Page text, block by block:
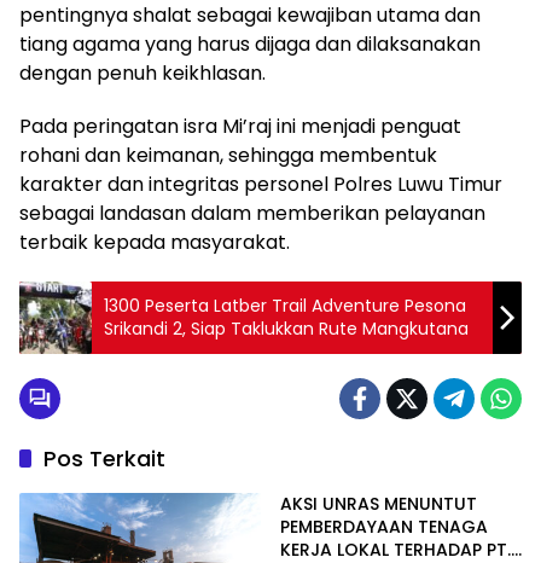
pentingnya shalat sebagai kewajiban utama dan
tiang agama yang harus dijaga dan dilaksanakan
dengan penuh keikhlasan.
Pada peringatan isra Mi’raj ini menjadi penguat
rohani dan keimanan, sehingga membentuk
karakter dan integritas personel Polres Luwu Timur
sebagai landasan dalam memberikan pelayanan
terbaik kepada masyarakat.
‎1300 Peserta Latber Trail Adventure Pesona
Srikandi 2, Siap Taklukkan Rute Mangkutana
Pos Terkait
AKSI UNRAS MENUNTUT
PEMBERDAYAAN TENAGA
KERJA LOKAL TERHADAP PT.